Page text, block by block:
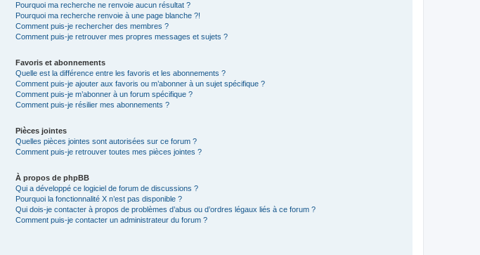
Pourquoi ma recherche ne renvoie aucun résultat ?
Pourquoi ma recherche renvoie à une page blanche ?!
Comment puis-je rechercher des membres ?
Comment puis-je retrouver mes propres messages et sujets ?
Favoris et abonnements
Quelle est la différence entre les favoris et les abonnements ?
Comment puis-je ajouter aux favoris ou m’abonner à un sujet spécifique ?
Comment puis-je m’abonner à un forum spécifique ?
Comment puis-je résilier mes abonnements ?
Pièces jointes
Quelles pièces jointes sont autorisées sur ce forum ?
Comment puis-je retrouver toutes mes pièces jointes ?
À propos de phpBB
Qui a développé ce logiciel de forum de discussions ?
Pourquoi la fonctionnalité X n’est pas disponible ?
Qui dois-je contacter à propos de problèmes d’abus ou d’ordres légaux liés à ce forum ?
Comment puis-je contacter un administrateur du forum ?